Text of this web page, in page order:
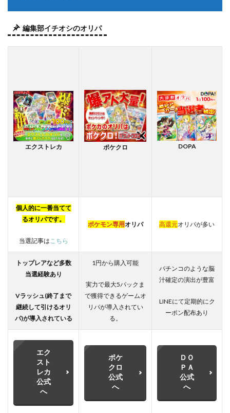
編集部イチオシのオリパ
エクストレカ ポケクロ DOPA
個人的に一番当てて
るオリパです。
当選記事はこちら
ポケモン専用オリパ 高還元オリパが多い
トップレアなど多数
当選経験あり
Vラッシュ(終了まで
継続して引けるオリ
パ)が導入されている
1円から購入可能
実力で最大5パックま
で獲得できるゲームオ
リパが導入されてい
る。
パチンコのような脳
汁確定の演出が豊富
LINEにて定期的にク
ーポン配布あり
エク
スト
レカ
公式
へ
ポケ
クロ
公式
へ
ＤＯ
ＰＡ
公式
へ